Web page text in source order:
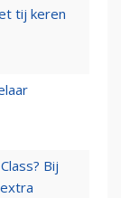
tij keren
Bij